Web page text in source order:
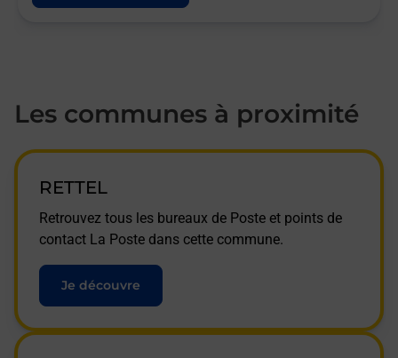
Les communes à proximité
RETTEL
Retrouvez tous les bureaux de Poste et points de
contact La Poste dans cette commune.
Je découvre